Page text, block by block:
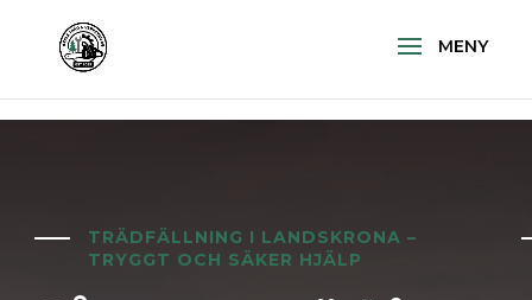
TRÄDFÄLLNING I LANDSKRONA –
TRYGGT OCH SÄKER HJÄLP